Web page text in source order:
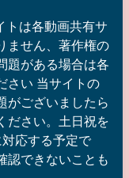
トは各動画共有サ
ません、著作権の
題がある場合は各
さい 当サイトの
がございましたら
ださい。土日祝を
応する予定で
認できないことも